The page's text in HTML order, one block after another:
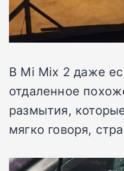
В Mi Mix 2 даже
отдаленное
размытия,
мягко говоря,